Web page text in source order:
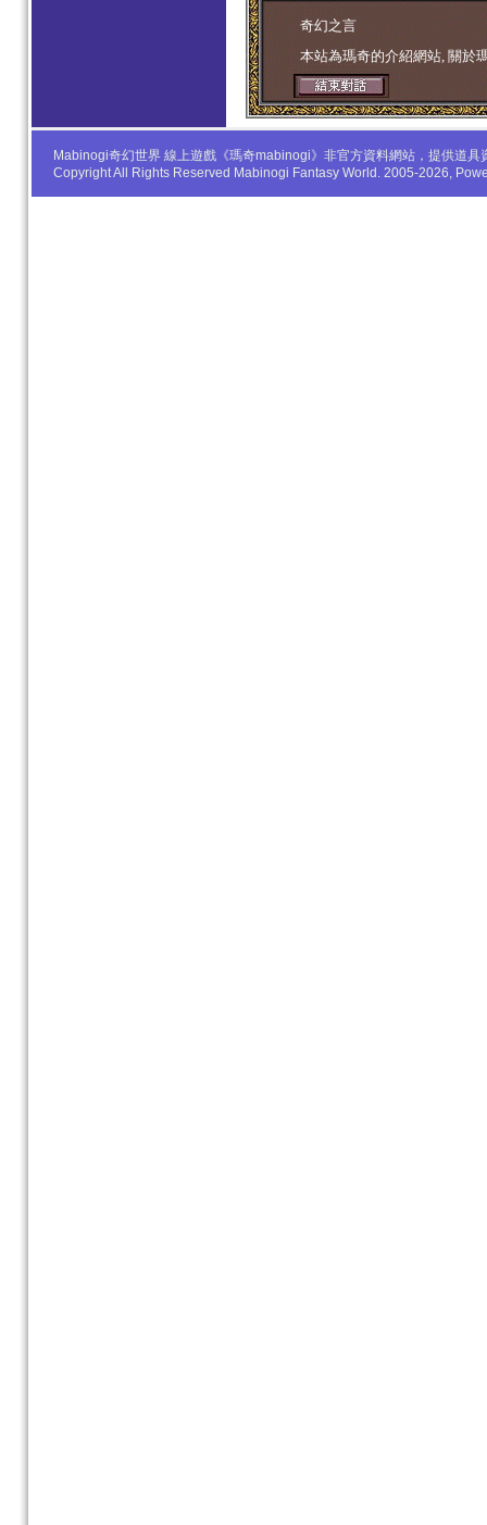
学生妹 奇幻之言
本站為瑪奇的介紹網站, 關於
Mabinogi奇幻世界 線上遊戲《瑪奇mabinogi》非官方資料網站，提供道
Copyright All Rights Reserved Mabinogi Fantasy World. 2005-2026,